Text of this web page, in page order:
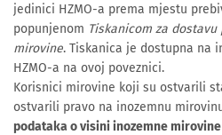
jedinici HZMO-a prema mjestu
popunjenom Tiskanicom za
mirovine. Tiskanica je dostupna na
HZMO-a na ovoj poveznici.
Korisnici mirovine koji su ostvarili
ostvarili pravo na inozemnu
podataka o visini inozemne mirovine